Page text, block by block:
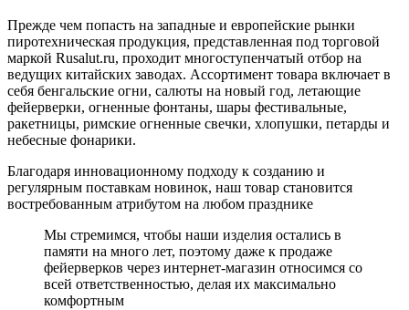
Прежде чем попасть на западные и европейские рынки
пиротехническая продукция, представленная под торговой
маркой Rusalut.ru, проходит многоступенчатый отбор на
ведущих китайских заводах. Ассортимент товара включает в
себя бенгальские огни, салюты на новый год, летающие
фейерверки, огненные фонтаны, шары фестивальные,
ракетницы, римские огненные свечки, хлопушки, петарды и
небесные фонарики.
Благодаря инновационному подходу к созданию и
регулярным поставкам новинок, наш товар становится
востребованным атрибутом на любом празднике
Мы стремимся, чтобы наши изделия остались в
памяти на много лет, поэтому даже к продаже
фейерверков через интернет-магазин относимся со
всей ответственностью, делая их максимально
комфортным